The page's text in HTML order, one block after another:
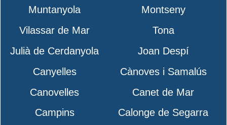
Muntanyola
Montseny
Vilassar de Mar
Tona
Julià de Cerdanyola
Joan Despí
Canyelles
Cànoves i Samalús
Canovelles
Canet de Mar
Campins
Calonge de Segarra